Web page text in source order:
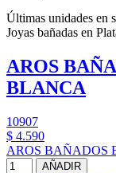
Últimas unidades en
Joyas bañadas en
AROS
BLANCA
10907
$ 4.590
AROS BAÑADOS
AÑADIR